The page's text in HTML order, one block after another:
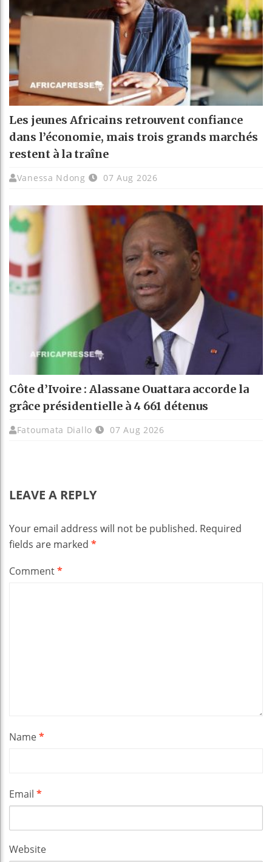
Les jeunes Africains retrouvent confiance
dans l’économie, mais trois grands marchés
restent à la traîne
Vanessa Ndong 07 Aug 2026
Côte d’Ivoire : Alassane Ouattara accorde la
grâce présidentielle à 4 661 détenus
Fatoumata Diallo 07 Aug 2026
LEAVE A REPLY
Your email address will not be published. Required
fields are marked *
Comment*
Name*
Email *
Website